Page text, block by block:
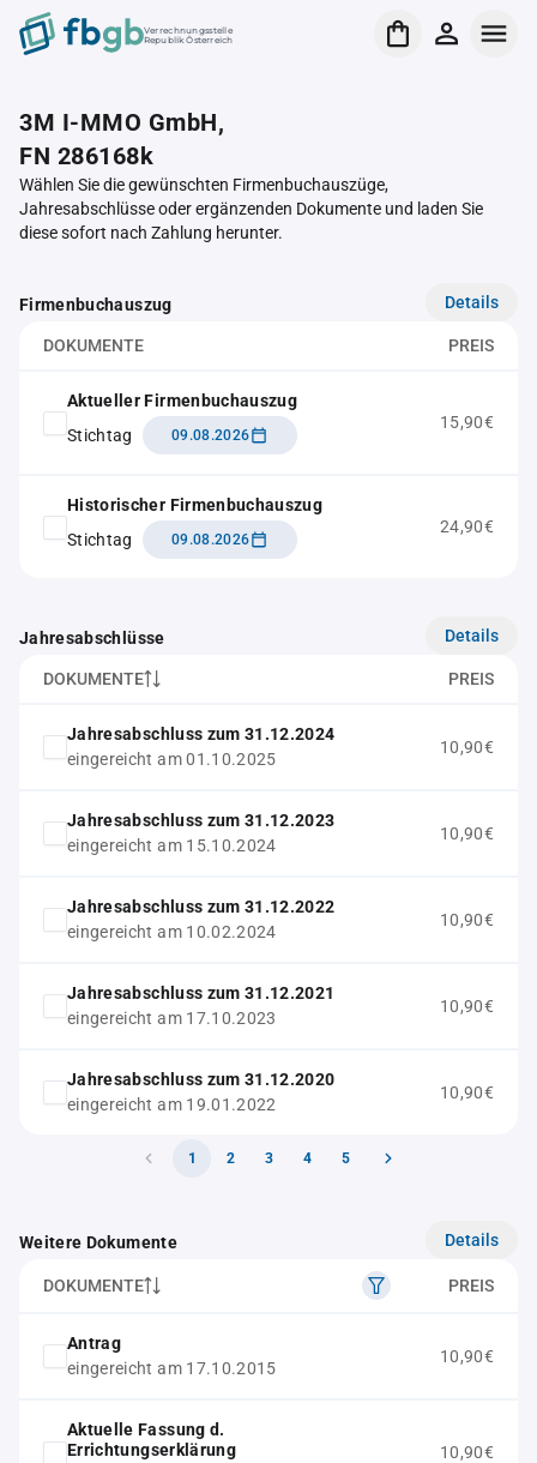
Verrechnungsstelle
Republik Österreich
3M I-MMO GmbH,
FN 286168k
Wählen Sie die gewünschten Firmenbuchauszüge,
Jahresabschlüsse oder ergänzenden Dokumente und laden Sie
diese sofort nach Zahlung herunter.
Firmenbuchauszug Details
DOKUMENTE PREIS
Aktueller Firmenbuchauszug
Stichtag
09.08.2026
15,90€
Historischer Firmenbuchauszug
Stichtag
09.08.2026
24,90€
Jahresabschlüsse Details
DOKUMENTE PREIS
Jahresabschluss zum 31.12.2024
eingereicht am 01.10.2025
10,90€
Jahresabschluss zum 31.12.2023
eingereicht am 15.10.2024
10,90€
Jahresabschluss zum 31.12.2022
eingereicht am 10.02.2024
10,90€
Jahresabschluss zum 31.12.2021
eingereicht am 17.10.2023
10,90€
Jahresabschluss zum 31.12.2020
eingereicht am 19.01.2022
10,90€
1 2 3 4 5
Weitere Dokumente Details
DOKUMENTE PREIS
Antrag
eingereicht am 17.10.2015
10,90€
Aktuelle Fassung d.
Errichtungserklärung
10,90€